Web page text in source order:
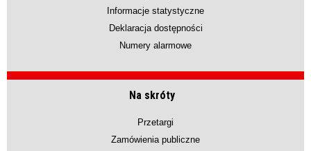
Informacje statystyczne
Deklaracja dostępności
Numery alarmowe
Na skróty
Przetargi
Zamówienia publiczne